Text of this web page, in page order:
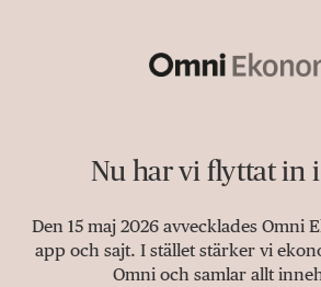
Nu har vi flyttat in
Den 15 maj 2026 avvecklades Omni
app och sajt. I stället stärker vi
Omni och samlar allt